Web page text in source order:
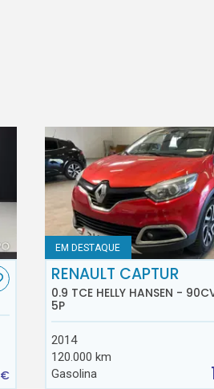
€
EM DESTAQUE
RENAULT CAPTUR
0.9 TCE HELLY HANSEN -
5P
2014
120.000 km
Gasolina